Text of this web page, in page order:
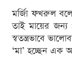
মর্জিা ফখরুল
তাই মায়ের জন্য
স্বতন্ত্রভাবে
‘মা’ হচ্ছেন এক